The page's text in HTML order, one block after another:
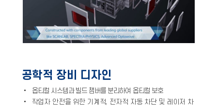
공학적 장비 디자인
• 옵티컬 시스템과 빌드 챔버를 분리하여 옵티컬 보호
• 작업자 안전을 위한 기계적, 전자적 자동 차단 및 레이저 차